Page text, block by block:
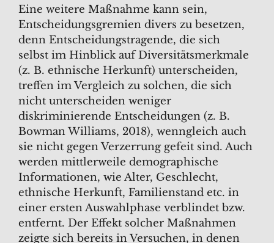
Eine weitere Maßnahme kann sein,
Entscheidungsgremien divers zu besetzen,
denn Entscheidungstragende, die sich
selbst im Hinblick auf Diversitätsmerkmale
(z. B. ethnische Herkunft) unterscheiden,
treffen im Vergleich zu solchen, die sich
nicht unterscheiden weniger
diskriminierende Entscheidungen (z. B.
Bowman Williams, 2018), wenngleich auch
sie nicht gegen Verzerrung gefeit sind. Auch
werden mittlerweile demographische
Informationen, wie Alter, Geschlecht,
ethnische Herkunft, Familienstand etc. in
einer ersten Auswahlphase verblindet bzw.
entfernt. Der Effekt solcher Maßnahmen
zeigte sich bereits in Versuchen, in denen